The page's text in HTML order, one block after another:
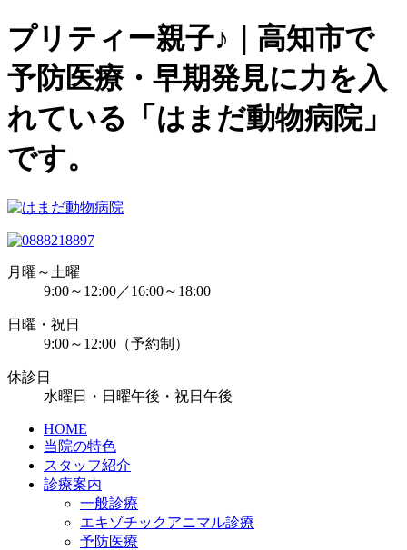
プリティー親子♪｜高知市で
予防医療・早期発見に力を入
れている「はまだ動物病院」
です。
月曜～土曜
9:00～12:00／16:00～18:00
日曜・祝日
9:00～12:00（予約制）
休診日
水曜日・日曜午後・祝日午後
HOME
当院の特色
スタッフ紹介
診療案内
一般診療
エキゾチックアニマル診療
予防医療